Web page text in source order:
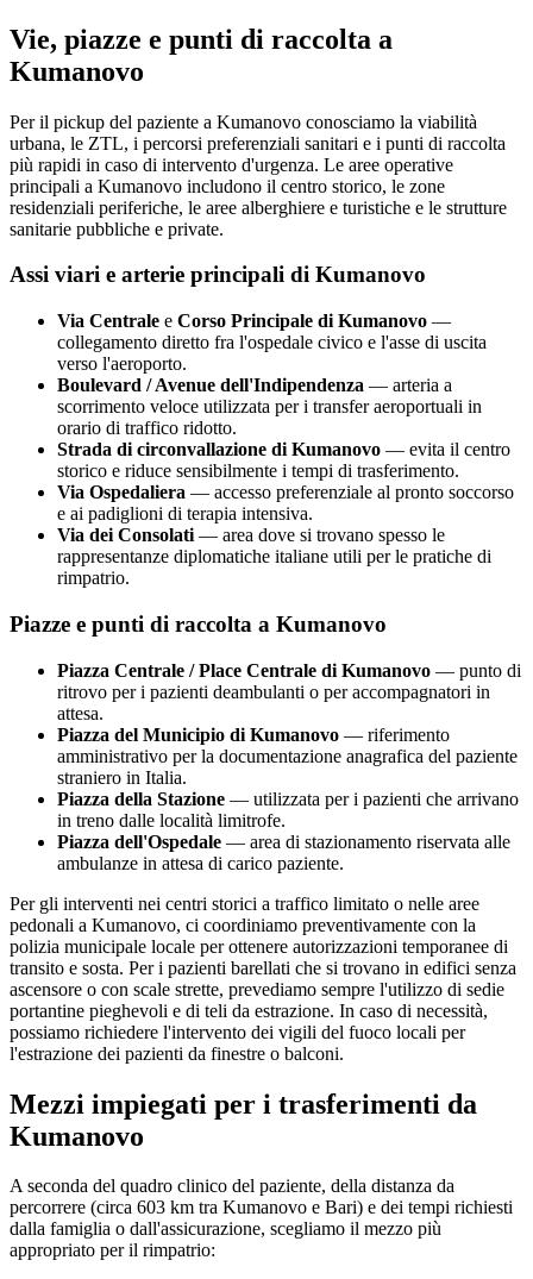
Vie, piazze e punti di raccolta a
Kumanovo
Per il pickup del paziente a Kumanovo conosciamo la viabilità
urbana, le ZTL, i percorsi preferenziali sanitari e i punti di raccolta
più rapidi in caso di intervento d'urgenza. Le aree operative
principali a Kumanovo includono il centro storico, le zone
residenziali periferiche, le aree alberghiere e turistiche e le strutture
sanitarie pubbliche e private.
Assi viari e arterie principali di Kumanovo
Via Centrale e Corso Principale di Kumanovo —
collegamento diretto fra l'ospedale civico e l'asse di uscita
verso l'aeroporto.
Boulevard / Avenue dell'Indipendenza — arteria a
scorrimento veloce utilizzata per i transfer aeroportuali in
orario di traffico ridotto.
Strada di circonvallazione di Kumanovo — evita il centro
storico e riduce sensibilmente i tempi di trasferimento.
Via Ospedaliera — accesso preferenziale al pronto soccorso
e ai padiglioni di terapia intensiva.
Via dei Consolati — area dove si trovano spesso le
rappresentanze diplomatiche italiane utili per le pratiche di
rimpatrio.
Piazze e punti di raccolta a Kumanovo
Piazza Centrale / Place Centrale di Kumanovo — punto di
ritrovo per i pazienti deambulanti o per accompagnatori in
attesa.
Piazza del Municipio di Kumanovo — riferimento
amministrativo per la documentazione anagrafica del paziente
straniero in Italia.
Piazza della Stazione — utilizzata per i pazienti che arrivano
in treno dalle località limitrofe.
Piazza dell'Ospedale — area di stazionamento riservata alle
ambulanze in attesa di carico paziente.
Per gli interventi nei centri storici a traffico limitato o nelle aree
pedonali a Kumanovo, ci coordiniamo preventivamente con la
polizia municipale locale per ottenere autorizzazioni temporanee di
transito e sosta. Per i pazienti barellati che si trovano in edifici senza
ascensore o con scale strette, prevediamo sempre l'utilizzo di sedie
portantine pieghevoli e di teli da estrazione. In caso di necessità,
possiamo richiedere l'intervento dei vigili del fuoco locali per
l'estrazione dei pazienti da finestre o balconi.
Mezzi impiegati per i trasferimenti da
Kumanovo
A seconda del quadro clinico del paziente, della distanza da
percorrere (circa 603 km tra Kumanovo e Bari) e dei tempi richiesti
dalla famiglia o dall'assicurazione, scegliamo il mezzo più
appropriato per il rimpatrio: